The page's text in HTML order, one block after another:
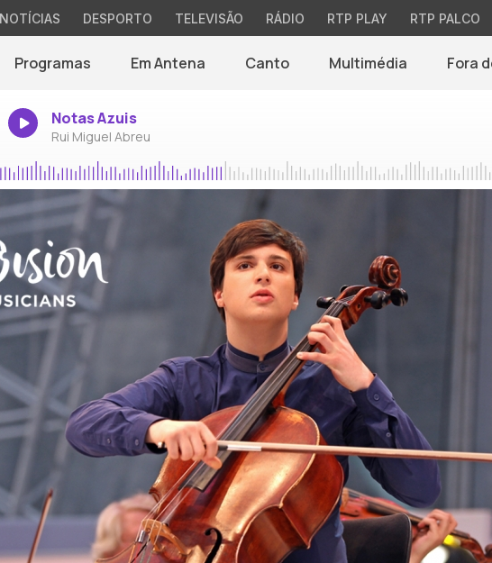
NOTÍCIAS DESPORTO TELEVISÃO RÁDIO RTP PLAY RTP PALCO
Programas Em Antena Canto Multimédia Fora
Notas Azuis
Rui Miguel Abreu